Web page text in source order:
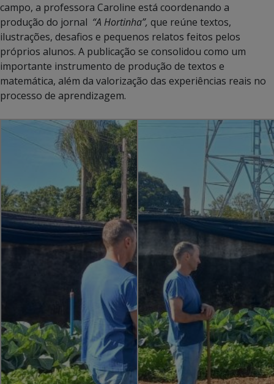
campo, a professora Caroline está coordenando a
produção do jornal “A Hortinha”, que reúne textos,
ilustrações, desafios e pequenos relatos feitos pelos
próprios alunos. A publicação se consolidou como um
importante instrumento de produção de textos e
matemática, além da valorização das experiências reais no
processo de aprendizagem.